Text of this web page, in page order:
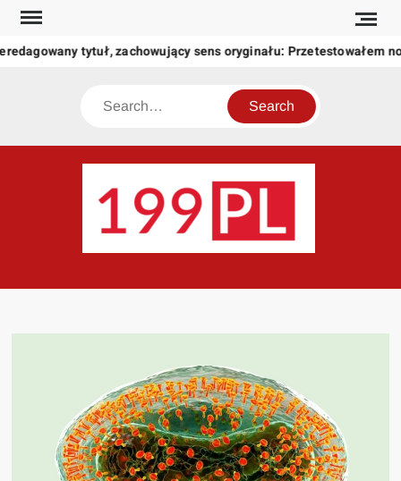
Skip
content
tytuł, zachowujący sens oryginału: Przetestowałem
Search
świat